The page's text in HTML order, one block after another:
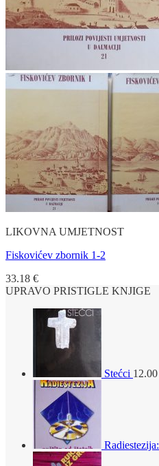
LIKOVNA UMJETNOST
Fiskovićev zbornik 1-2
33.18 €
UPRAVO PRISTIGLE KNJIGE
Stećci 12.00